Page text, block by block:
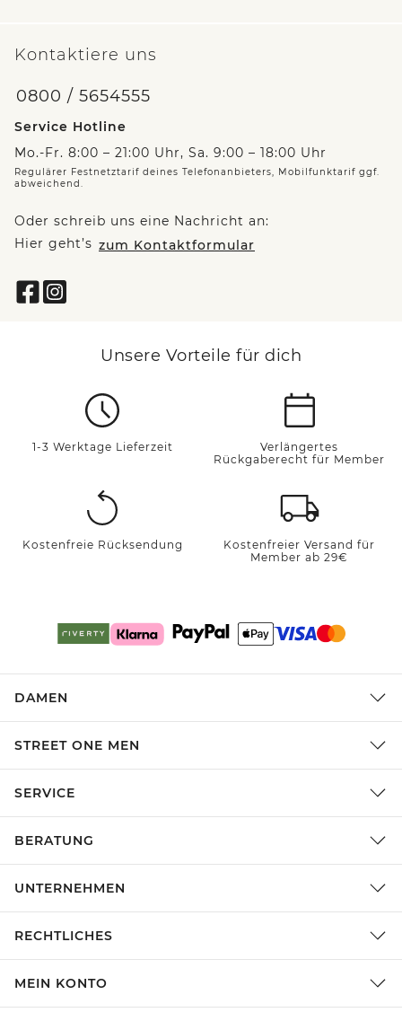
Kontaktiere uns
0800 / 5654555
Service Hotline
Mo.-Fr. 8:00 – 21:00 Uhr, Sa. 9:00 – 18:00 Uhr
Regulärer Festnetztarif deines Telefonanbieters, Mobilfunktarif ggf.
abweichend.
Oder schreib uns eine Nachricht an:
Hier geht’s zum Kontaktformular
Unsere Vorteile für dich
1-3 Werktage Lieferzeit
Verlängertes
Rückgaberecht für Member
Kostenfreie Rücksendung
Kostenfreier Versand für
Member ab 29€
DAMEN
STREET ONE MEN
SERVICE
BERATUNG
UNTERNEHMEN
RECHTLICHES
MEIN KONTO